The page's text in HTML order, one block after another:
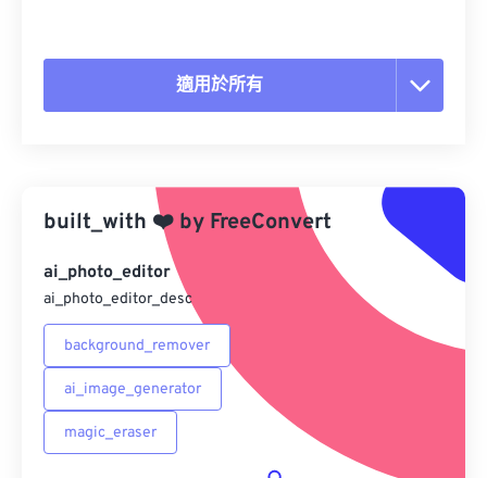
適用於所有
另存為預設
built_with ❤️ by FreeConvert
ai_photo_editor
ai_photo_editor_desc
background_remover
ai_image_generator
magic_eraser